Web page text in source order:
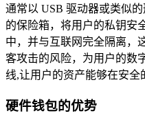
通常以 USB 驱动器或类似
的保险箱，将用户的私钥安
中，并与互联网完全隔离，
客攻击的风险，为用户的数
线,让用户的资产能够在安全
硬件钱包的优势